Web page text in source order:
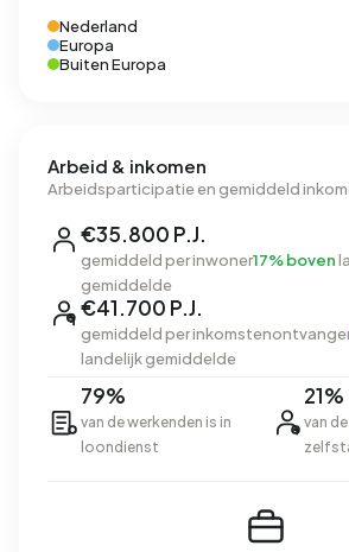
Nederland
Europa
Buiten Europa
Arbeid & inkomen
Arbeidsparticipatie en gemiddeld
€35.800 P.J.
gemiddeld per inwoner17% boven
gemiddelde
€41.700 P.J.
gemiddeld per
landelijk gemiddelde
79%
van de werkenden is in
loondienst
21%
van